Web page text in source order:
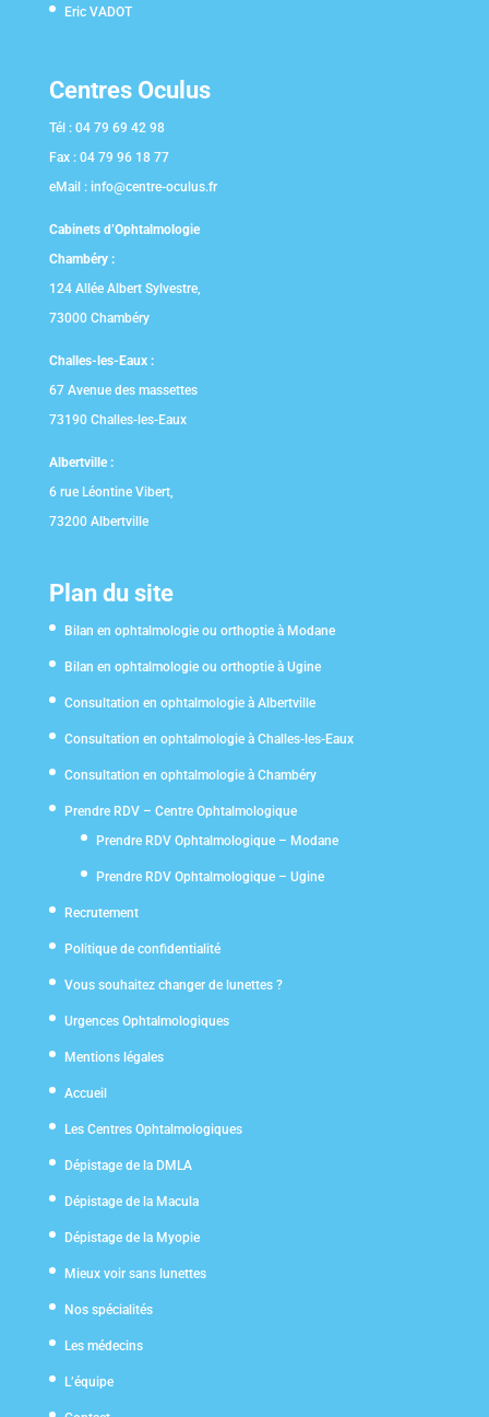
Eric VADOT
Centres Oculus
Tél : 04 79 69 42 98
Fax : 04 79 96 18 77
eMail : info@centre-oculus.fr
Cabinets d’Ophtalmologie
Chambéry :
124 Allée Albert Sylvestre,
73000 Chambéry
Challes-les-Eaux :
67 Avenue des massettes
73190 Challes-les-Eaux
Albertville :
6 rue Léontine Vibert,
73200 Albertville
Plan du site
Bilan en ophtalmologie ou orthoptie à Modane
Bilan en ophtalmologie ou orthoptie à Ugine
Consultation en ophtalmologie à Albertville
Consultation en ophtalmologie à Challes-les-Eaux
Consultation en ophtalmologie à Chambéry
Prendre RDV – Centre Ophtalmologique
Prendre RDV Ophtalmologique – Modane
Prendre RDV Ophtalmologique – Ugine
Recrutement
Politique de confidentialité
Vous souhaitez changer de lunettes ?
Urgences Ophtalmologiques
Mentions légales
Accueil
Les Centres Ophtalmologiques
Dépistage de la DMLA
Dépistage de la Macula
Dépistage de la Myopie
Mieux voir sans lunettes
Nos spécialités
Les médecins
L’équipe